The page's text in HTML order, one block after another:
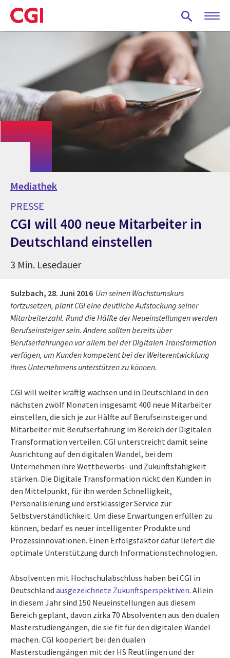
Skip
to
main
Mediathek
PRESSE
CGI will 400 neue Mitarbeiter in
Deutschland einstellen
3 Min. Lesedauer
Sulzbach, 28. Juni 2016 Um seinen Wachstumskurs
fortzusetzen, plant CGI eine deutliche Aufstockung seiner
Mitarbeiterzahl. Rund die Hälfte der Neueinstellungen werden
Berufseinsteiger sein. Andere sollten bereits über
Berufserfahrungen vor allem bei der Digitalen Transformation
verfügen, um Kunden kompetent bei der Weiterentwicklung
ihres Unternehmens unterstützen zu können.
CGI will weiter kräftig wachsen und in Deutschland in den
nächsten zwölf Monaten insgesamt 400 neue Mitarbeiter
einstellen, die sich je zur Hälfte auf Berufseinsteiger und
Mitarbeiter mit Berufserfahrung im Bereich der Digitalen
Transformation verteilen. CGI unterstreicht damit seine
Ausrichtung auf den digitalen Wandel, bei dem
Unternehmen ihre Wettbewerbs- und Zukunftsfähigkeit
stärken. Die Digitale Transformation rückt den Kunden in
den Mittelpunkt, für ihn werden Schnelligkeit,
Personalisierung und erstklassiger Service zur
Selbstverständlichkeit. Um diese Erwartungen erfüllen zu
können, bedarf es neuer intelligenter Produkte und
Prozessinnovationen. Einen Erfolgsfaktor dafür liefert die
optimale Unterstützung durch Informationstechnologien.
Absolventen mit Hochschulabschluss haben bei CGI in
Deutschland ausgezeichnete Zukunftsperspektiven. Allein
in diesem Jahr sind 150 Neueinstellungen aus diesem
Bereich geplant, davon zirka 70 Absolventen aus den dualen
Masterstudiengängen, die sie fit für den digitalen Wandel
machen. CGI kooperiert bei den dualen
Masterstudiengängen mit der HS Reutlingen und der